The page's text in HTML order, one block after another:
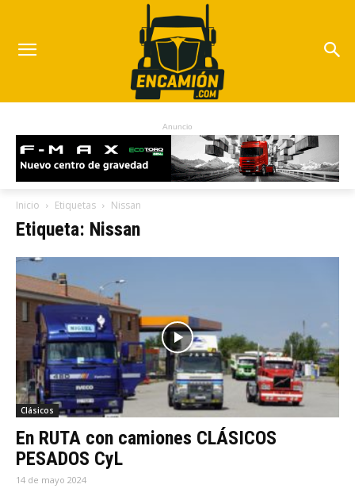
Anuncio
Inicio Etiquetas Nissan
Etiqueta: Nissan
Clásicos
En RUTA con camiones CLÁSICOS
PESADOS CyL
14 de mayo 2024